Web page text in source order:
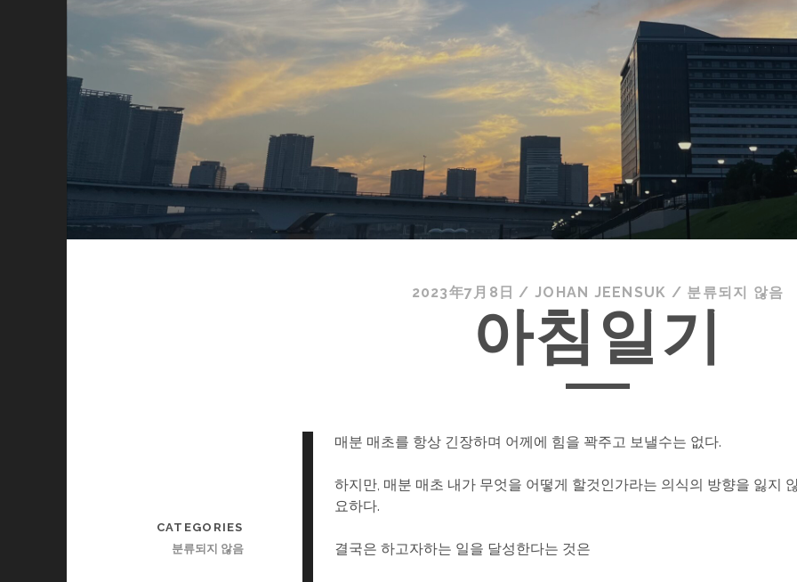
2023年7月8日 / JOHAN JEENSUK / 분류되지 않음
아침일기
매분 매초를 항상 긴장하며 어께에 힘을 꽉주고 보낼수는 없다.
하지만, 매분 매초 내가 무엇을 어떻게 할것인가라는 의식의 방향을 잃지
요하다.
결국은 하고자하는 일을 달성한다는 것은
CATEGORIES
분류되지 않음